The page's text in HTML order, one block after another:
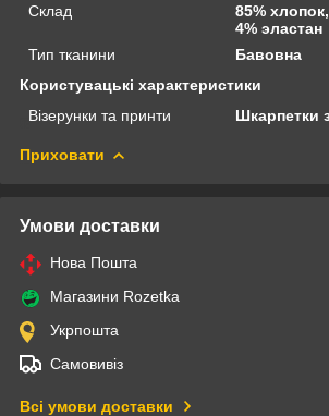
Склад
85%
4% эластан
Тип тканини
Бавовна
Користувацькі характеристики
Візерунки та принти
Шкарпетки
Приховати
Умови доставки
Нова Пошта
Магазини Rozetka
Укрпошта
Самовивіз
Всі умови доставки